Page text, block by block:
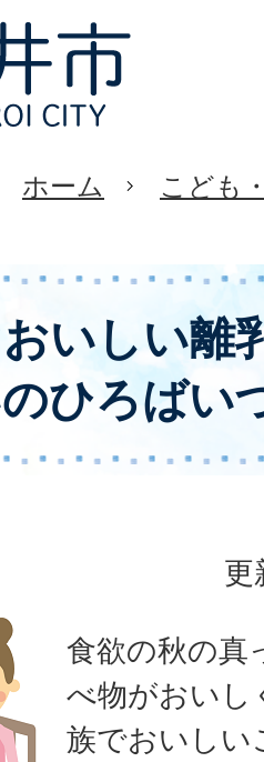
ホーム こども
いしい離
のひろばい
更
食欲の秋の真
べ物がおいし
族でおいしい